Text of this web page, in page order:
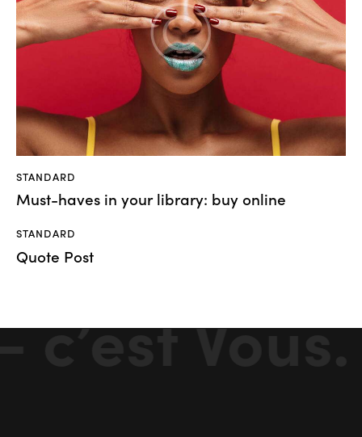
STANDARD
Must-haves in your library: buy online
STANDARD
Quote Post
Vous.